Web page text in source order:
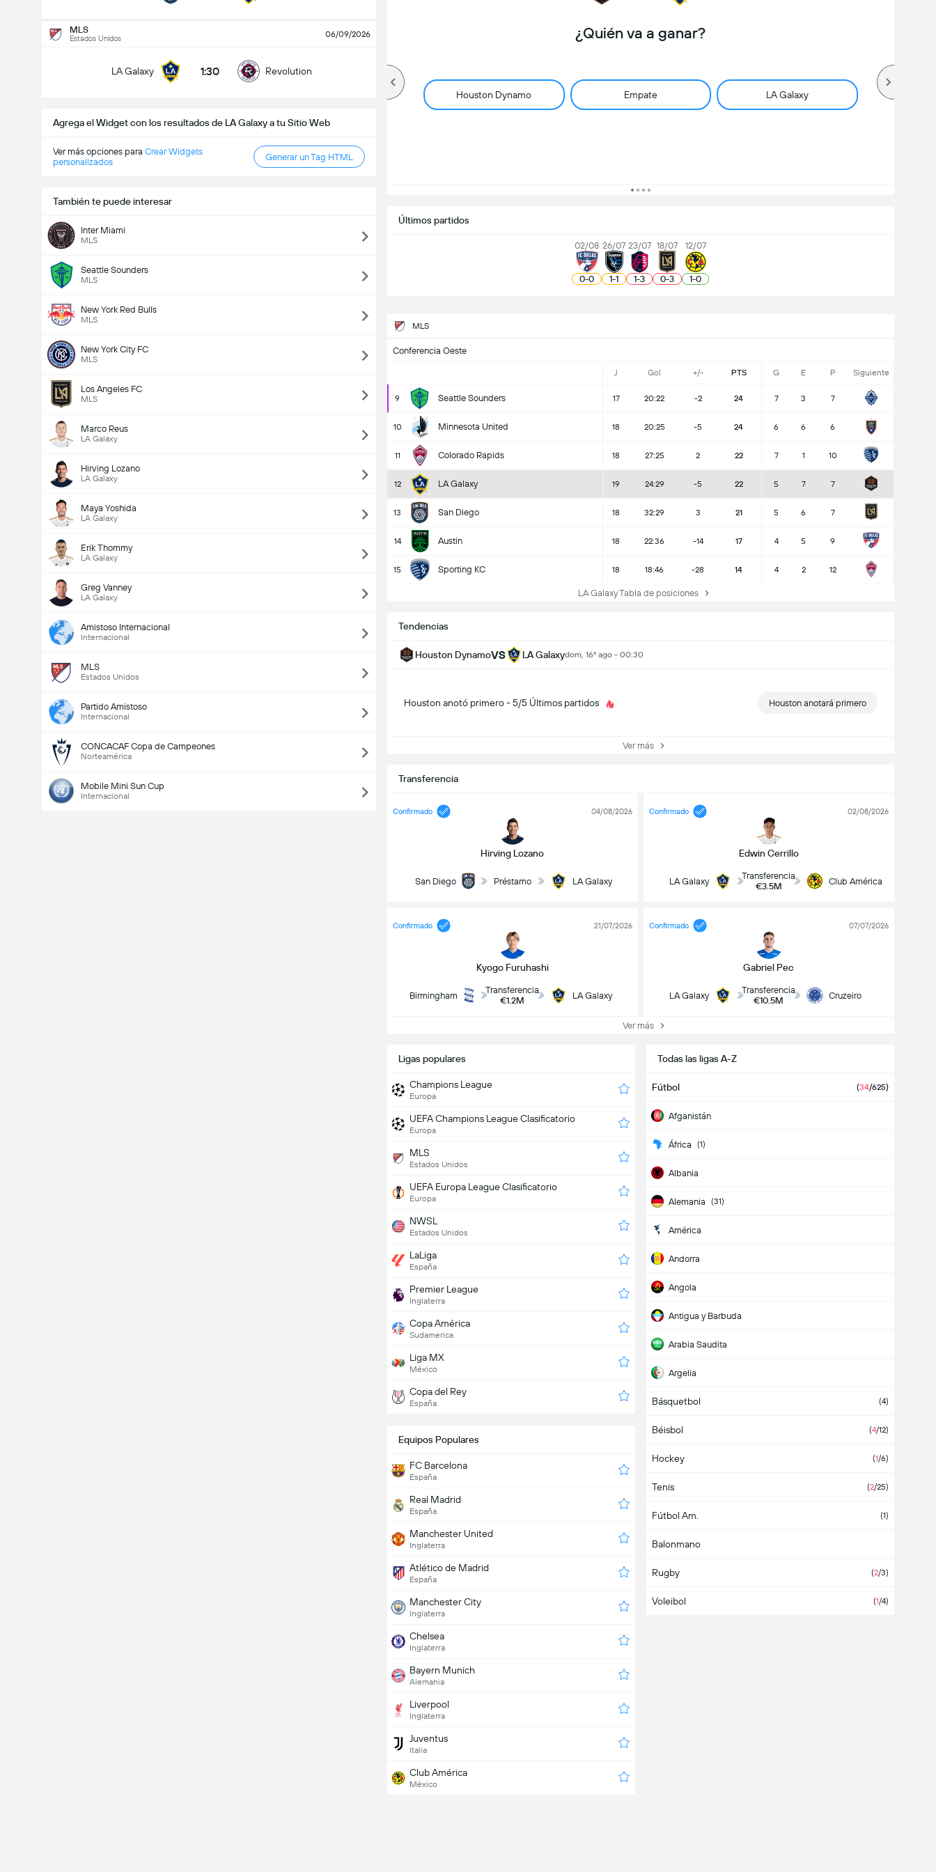
MLS
Estados Unidos 06/09/2026
LA Galaxy 1:30 Revolution
Agrega el Widget con los resultados de LA Galaxy a tu Sitio Web
Ver más opciones para Crear Widgets
personalizados
Generar un Tag HTML
También te puede interesar
Inter Miami
MLS
Seattle Sounders
MLS
New York Red Bulls
MLS
New York City FC
MLS
Los Angeles FC
MLS
Marco Reus
LA Galaxy
Hirving Lozano
LA Galaxy
Maya Yoshida
LA Galaxy
Erik Thommy
LA Galaxy
Greg Vanney
LA Galaxy
Amistoso Internacional
Internacional
MLS
Estados Unidos
Partido Amistoso
Internacional
CONCACAF Copa de Campeones
Norteamérica
Mobile Mini Sun Cup
Internacional
¿Quién va a ganar?
Houston Dynamo Empate LA Galaxy
Goles en el partido (2.5)
Últimos partidos
02/08
0-0
26/07
1-1
23/07
1-3
18/07
0-3
12/07
1-0
MLS
Conferencia Oeste
J Gol +/- PTS G E P Siguiente
9 Seattle Sounders 17 20:22 -2 24 7 3 7
10 Minnesota United 18 20:25 -5 24 6 6 6
11 Colorado Rapids 18 27:25 2 22 7 1 10
12 LA Galaxy 19 24:29 -5 22 5 7 7
13 San Diego 18 32:29 3 21 5 6 7
14 Austin 18 22:36 -14 17 4 5 9
15 Sporting KC 18 18:46 -28 14 4 2 12
LA Galaxy Tabla de posiciones
Tendencias
Houston DynamoVS LA Galaxydom, 16º ago - 00:30
Houston anotó primero - 5/5 Últimos partidos Houston anotará primero
Ver más
Transferencia
Confirmado
Hirving Lozano
04/08/2026
San Diego Préstamo LA Galaxy
Confirmado
Edwin Cerrillo
02/08/2026
LA Galaxy
Transferencia
€3.5M
Club América
Confirmado
Kyogo Furuhashi
21/07/2026
Birmingham
Transferencia
€1.2M
LA Galaxy
Confirmado
Gabriel Pec
07/07/2026
LA Galaxy
Transferencia
€10.5M
Cruzeiro
Ver más
Ligas populares
Champions League
Europa
UEFA Champions League Clasificatorio
Europa
MLS
Estados Unidos
UEFA Europa League Clasificatorio
Europa
NWSL
Estados Unidos
LaLiga
España
Premier League
Inglaterra
Copa América
Sudamerica
Liga MX
México
Copa del Rey
España
Todas las ligas A-Z
Fútbol (34/625)
Afganistán
África (1)
Albania
Alemania (31)
América
Andorra
Angola
Antigua y Barbuda
Arabia Saudita
Argelia
Argentina
Armenia
Aruba
Asia
Australia
Austria
Azerbaiyán
Bahamas
Básquetbol (4)
Béisbol (4/12)
Hockey (1/6)
Tenis (2/25)
Fútbol Am. (1)
Balonmano
Rugby (2/3)
Voleibol (1/4)
Equipos Populares
FC Barcelona
España
Real Madrid
España
Manchester United
Inglaterra
Atlético de Madrid
España
Manchester City
Inglaterra
Chelsea
Inglaterra
Bayern Munich
Alemania
Liverpool
Inglaterra
Juventus
Italia
Club América
México